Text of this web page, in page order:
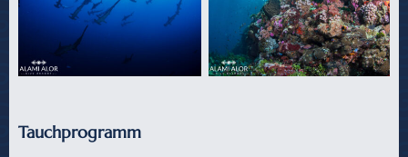
Tauchprogramm